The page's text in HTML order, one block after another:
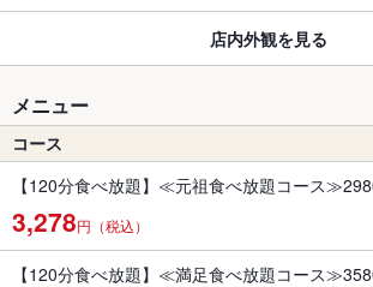
店内外観を見る
メニュー
コース
【120分食べ放題】≪元祖食べ放題コース
3,278円（税込）
【120分食べ放題】≪満足食べ放題コース